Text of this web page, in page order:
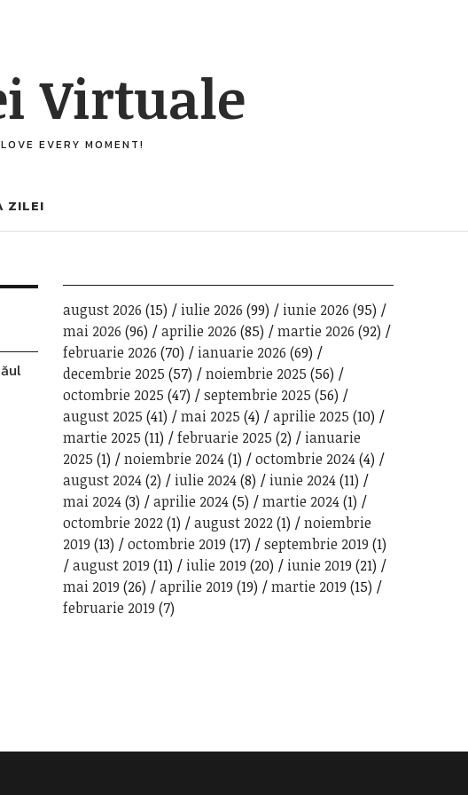
Virtuale
EVERY MOMENT!
ZILEI
august 2026 (15) iulie 2026 (99) iunie 2026 (95)
mai 2026 (96) aprilie 2026 (85) martie 2026 (92)
februarie 2026 (70) ianuarie 2026 (69)
decembrie 2025 (57) noiembrie 2025 (56)
octombrie 2025 (47) septembrie 2025 (56)
august 2025 (41) mai 2025 (4) aprilie 2025 (10)
martie 2025 (11) februarie 2025 (2)
ianuarie
2025 (1) noiembrie 2024(1) octombrie 2024(4)
august 2024(2) iulie 2024(8) iunie 2024(11)
mai 2024(3) aprilie 2024(5) martie 2024(1)
octombrie 2022(1) august 2022(1)
noiembrie
2019 (13) octombrie 2019 (17) septembrie 2019 (1)
august 2019 (11) iulie 2019 (20) iunie 2019 (21)
mai 2019 (26) aprilie 2019 (19) martie 2019 (15)
februarie 2019 (7)